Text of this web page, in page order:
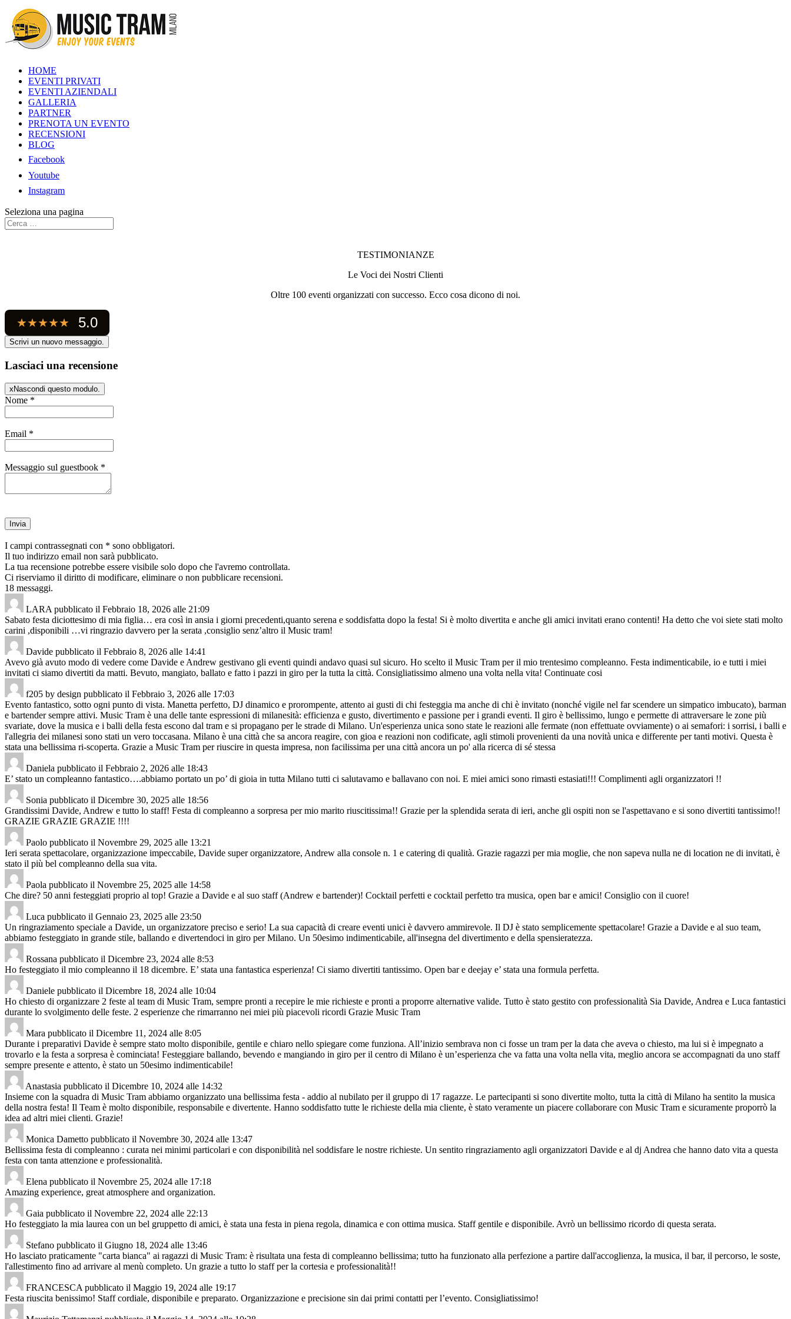
HOME
EVENTI PRIVATI
EVENTI AZIENDALI
GALLERIA
PARTNER
PRENOTA UN EVENTO
RECENSIONI
BLOG
Facebook
Youtube
Instagram
Seleziona una pagina
TESTIMONIANZE
Le Voci dei Nostri Clienti
Oltre 100 eventi organizzati con successo. Ecco cosa dicono di noi.
★★★★★ 5.0
Lasciaci una recensione
x Nascondi questo modulo.
Nome *
Email *
Messaggio sul guestbook *
I campi contrassegnati con * sono obbligatori.
Il tuo indirizzo email non sarà pubblicato.
La tua recensione potrebbe essere visibile solo dopo che l'avremo controllata.
Ci riserviamo il diritto di modificare, eliminare o non pubblicare recensioni.
18 messaggi.
LARApubblicato il Febbraio 18, 2026 alle 21:09
Sabato festa diciottesimo di mia figlia… era così in ansia i giorni precedenti,quanto serena e soddisfatta dopo la festa! Si è molto divertita e anche gli amici invitati erano contenti! Ha detto che voi siete stati molto
carini ,disponibili …vi ringrazio davvero per la serata ,consiglio senz’altro il Music tram!
Davide pubblicato il Febbraio 8, 2026 alle 14:41
Avevo già avuto modo di vedere come Davide e Andrew gestivano gli eventi quindi andavo quasi sul sicuro. Ho scelto il Music Tram per il mio trentesimo compleanno. Festa indimenticabile, io e tutti i miei
invitati ci siamo divertiti da matti. Bevuto, mangiato, ballato e fatto i pazzi in giro per la tutta la città. Consigliatissimo almeno una volta nella vita! Continuate cosi
f205 by design pubblicato il Febbraio 3, 2026 alle 17:03
Evento fantastico, sotto ogni punto di vista. Manetta perfetto, DJ dinamico e prorompente, attento ai gusti di chi festeggia ma anche di chi è invitato (nonché vigile nel far scendere un simpatico imbucato), barman
e bartender sempre attivi. Music Tram è una delle tante espressioni di milanesità: efficienza e gusto, divertimento e passione per i grandi eventi. Il giro è bellissimo, lungo e permette di attraversare le zone più
svariate, dove la musica e i balli della festa escono dal tram e si propagano per le strade di Milano. Un'esperienza unica sono state le reazioni alle fermate (non effettuate ovviamente) o ai semafori: i sorrisi, i balli e
l'allegria dei milanesi sono stati un vero toccasana. Milano è una città che sa ancora reagire, con gioa e reazioni non codificate, agli stimoli provenienti da una novità unica e differente per tanti motivi. Questa è
stata una bellissima ri-scoperta. Grazie a Music Tram per riuscire in questa impresa, non facilissima per una città ancora un po' alla ricerca di sé stessa
Daniela pubblicato il Febbraio 2, 2026 alle 18:43
E’ stato un compleanno fantastico….abbiamo portato un po’ di gioia in tutta Milano tutti ci salutavamo e ballavano con noi. E miei amici sono rimasti estasiati!!! Complimenti agli organizzatori !!
Sonia pubblicato il Dicembre 30, 2025 alle 18:56
Grandissimi Davide, Andrew e tutto lo staff! Festa di compleanno a sorpresa per mio marito riuscitissima!! Grazie per la splendida serata di ieri, anche gli ospiti non se l'aspettavano e si sono divertiti tantissimo!!
GRAZIE GRAZIE GRAZIE !!!!
Paolo pubblicato il Novembre 29, 2025 alle 13:21
Ieri serata spettacolare, organizzazione impeccabile, Davide super organizzatore, Andrew alla console n. 1 e catering di qualità. Grazie ragazzi per mia moglie, che non sapeva nulla ne di location ne di invitati, è
stato il più bel compleanno della sua vita.
Paola pubblicato il Novembre 25, 2025 alle 14:58
Che dire? 50 anni festeggiati proprio al top! Grazie a Davide e al suo staff (Andrew e bartender)! Cocktail perfetti e cocktail perfetto tra musica, open bar e amici! Consiglio con il cuore!
Luca pubblicato il Gennaio 23, 2025 alle 23:50
Un ringraziamento speciale a Davide, un organizzatore preciso e serio! La sua capacità di creare eventi unici è davvero ammirevole. Il DJ è stato semplicemente spettacolare! Grazie a Davide e al suo team,
abbiamo festeggiato in grande stile, ballando e divertendoci in giro per Milano. Un 50esimo indimenticabile, all'insegna del divertimento e della spensieratezza.
Rossana pubblicato il Dicembre 23, 2024 alle 8:53
Ho festeggiato il mio compleanno il 18 dicembre. E’ stata una fantastica esperienza! Ci siamo divertiti tantissimo. Open bar e deejay e’ stata una formula perfetta.
Daniele pubblicato il Dicembre 18, 2024 alle 10:04
Ho chiesto di organizzare 2 feste al team di Music Tram, sempre pronti a recepire le mie richieste e pronti a proporre alternative valide. Tutto è stato gestito con professionalità Sia Davide, Andrea e Luca fantastici
durante lo svolgimento delle feste. 2 esperienze che rimarranno nei miei più piacevoli ricordi Grazie Music Tram
Mara pubblicato il Dicembre 11, 2024 alle 8:05
Durante i preparativi Davide è sempre stato molto disponibile, gentile e chiaro nello spiegare come funziona. All’inizio sembrava non ci fosse un tram per la data che aveva o chiesto, ma lui si è impegnato a
trovarlo e la festa a sorpresa è cominciata! Festeggiare ballando, bevendo e mangiando in giro per il centro di Milano è un’esperienza che va fatta una volta nella vita, meglio ancora se accompagnati da uno staff
sempre presente e attento, è stato un 50esimo indimenticabile!
Anastasia pubblicato il Dicembre 10, 2024 alle 14:32
Insieme con la squadra di Music Tram abbiamo organizzato una bellissima festa - addio al nubilato per il gruppo di 17 ragazze. Le partecipanti si sono divertite molto, tutta la città di Milano ha sentito la musica
della nostra festa! Il Team è molto disponibile, responsabile e divertente. Hanno soddisfatto tutte le richieste della mia cliente, è stato veramente un piacere collaborare con Music Tram e sicuramente proporrò la
idea ad altri miei clienti. Grazie!
Monica Dametto pubblicato il Novembre 30, 2024 alle 13:47
Bellissima festa di compleanno : curata nei minimi particolari e con disponibilità nel soddisfare le nostre richieste. Un sentito ringraziamento agli organizzatori Davide e al dj Andrea che hanno dato vita a questa
festa con tanta attenzione e professionalità.
Elena pubblicato il Novembre 25, 2024 alle 17:18
Amazing experience, great atmosphere and organization.
Gaia pubblicato il Novembre 22, 2024 alle 22:13
Ho festeggiato la mia laurea con un bel gruppetto di amici, è stata una festa in piena regola, dinamica e con ottima musica. Staff gentile e disponibile. Avrò un bellissimo ricordo di questa serata.
Stefano pubblicato il Giugno 18, 2024 alle 13:46
Ho lasciato praticamente "carta bianca" ai ragazzi di Music Tram: è risultata una festa di compleanno bellissima; tutto ha funzionato alla perfezione a partire dall'accoglienza, la musica, il bar, il percorso, le soste,
l'allestimento fino ad arrivare al menù completo. Un grazie a tutto lo staff per la cortesia e professionalità!!
FRANCESCApubblicato il Maggio 19, 2024 alle 19:17
Festa riuscita benissimo! Staff cordiale, disponibile e preparato. Organizzazione e precisione sin dai primi contatti per l’evento. Consigliatissimo!